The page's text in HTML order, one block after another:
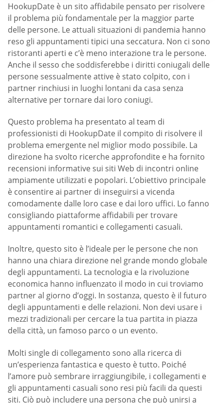
HookupDate è un sito affidabile pensato per risolvere
il problema più fondamentale per la maggior parte
delle persone. Le attuali situazioni di pandemia hanno
reso gli appuntamenti tipici una seccatura. Non ci sono
ristoranti aperti e c’è meno interazione tra le persone.
Anche il sesso che soddisferebbe i diritti coniugali delle
persone sessualmente attive è stato colpito, con i
partner rinchiusi in luoghi lontani da casa senza
alternative per tornare dai loro coniugi.
Questo problema ha presentato al team di
professionisti di HookupDate il compito di risolvere il
problema emergente nel miglior modo possibile. La
direzione ha svolto ricerche approfondite e ha fornito
recensioni informative sui siti Web di incontri online
ampiamente utilizzati e popolari. L’obiettivo principale
è consentire ai partner di inseguirsi a vicenda
comodamente dalle loro case e dai loro uffici. Lo fanno
consigliando piattaforme affidabili per trovare
appuntamenti romantici e collegamenti casuali.
Inoltre, questo sito è l’ideale per le persone che non
hanno una chiara direzione nel grande mondo globale
degli appuntamenti. La tecnologia e la rivoluzione
economica hanno influenzato il modo in cui troviamo
partner al giorno d’oggi. In sostanza, questo è il futuro
degli appuntamenti e delle relazioni. Non devi usare i
mezzi tradizionali per cercare la tua partita in piazza
della città, un famoso parco o un evento.
Molti single di collegamento sono alla ricerca di
un’esperienza fantastica e questo è tutto. Poiché
l’amore può sembrare irraggiungibile, i collegamenti e
gli appuntamenti casuali sono resi più facili da questi
siti. Ciò può includere una persona che può unirsi a